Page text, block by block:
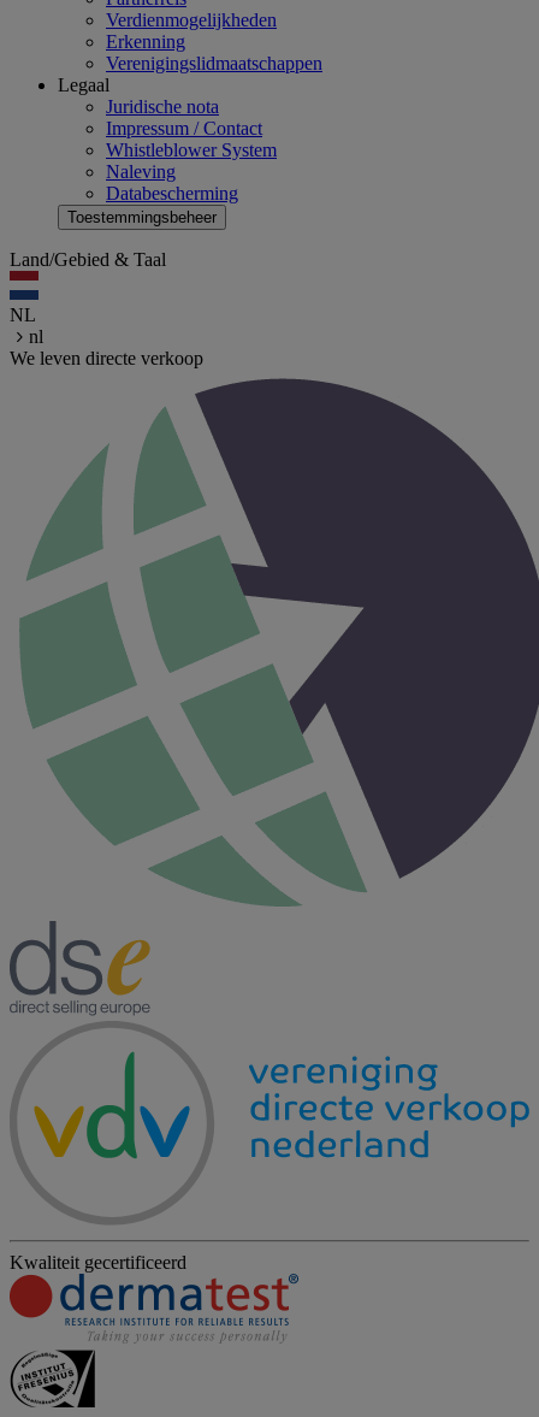
Verdienmogelijkheden
Erkenning
Verenigingslidmaatschappen
Legaal
Juridische nota
Impressum / Contact
Whistleblower System
Naleving
Databescherming
Toestemmingsbeheer
Land/Gebied & Taal
NL
nl
We leven directe verkoop
Kwaliteit gecertificeerd